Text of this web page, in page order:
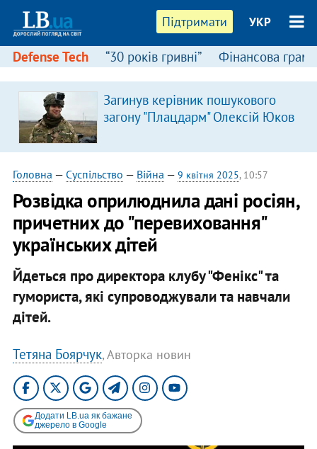
Підтримати УКР
Defense Tech “30 років гривні” Фінансова
Загинув керівник пошукового
загону "Плацдарм" Олексій Юков
Головна — Суспільство — Війна — 9 квітня 2025, 10:57
Розвідка оприлюднила дані росіян,
причетних до "перевиховання"
українських дітей
Йдеться про директора клубу "Фенікс" та
гумориста, які супроводжували та навчали
дітей.
Тетяна Боярчук, Авторка новин
Додати LB.ua як бажане
джерело в Google